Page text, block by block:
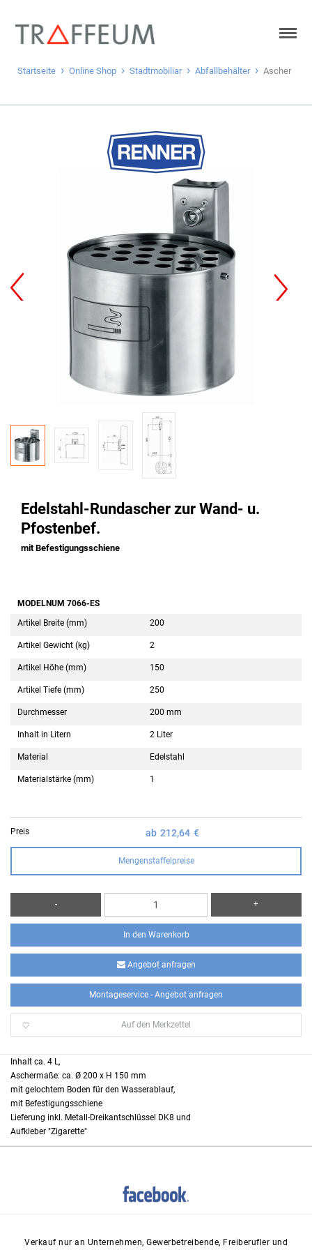
Startseite Online Shop Stadtmobiliar Abfallbehälter Ascher
Edelstahl-Rundascher zur Wand- u.
Pfostenbef.
mit Befestigungsschiene
MODELNUM 7066-ES
Artikel Breite (mm)
200
Artikel Gewicht (kg) 2
Artikel Höhe (mm) 150
Artikel Tiefe (mm) 250
Durchmesser 200 mm
Inhalt in Litern 2 Liter
Material Edelstahl
Materialstärke (mm) 1
Preis ab 212,64 €
Mengenstaffelpreise
- +
In den Warenkorb
Angebot anfragen
Montageservice - Angebot anfragen
Auf den Merkzettel
Inhalt ca. 4 L,
Aschermaße: ca. Ø 200 x H 150 mm
mit gelochtem Boden für den Wasserablauf,
mit Befestigungsschiene
Lieferung inkl. Metall-Dreikantschlüssel DK8 und
Aufkleber "Zigarette"
Verkauf nur an Unternehmen, Gewerbetreibende, Freiberufler und